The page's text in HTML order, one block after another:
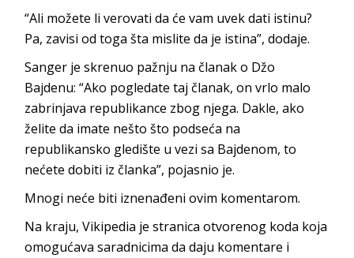
“Ali možete li verovati da će vam uvek dati istinu?
Pa, zavisi od toga šta mislite da je istina”, dodaje.
Sanger je skrenuo pažnju na članak o Džo
Bajdenu: “Ako pogledate taj članak, on vrlo malo
zabrinjava republikance zbog njega. Dakle, ako
želite da imate nešto što podseća na
republikansko gledište u vezi sa Bajdenom, to
nećete dobiti iz članka”, pojasnio je.
Mnogi neće biti iznenađeni ovim komentarom.
Na kraju, Vikipedia je stranica otvorenog koda koja
omogućava saradnicima da daju komentare i